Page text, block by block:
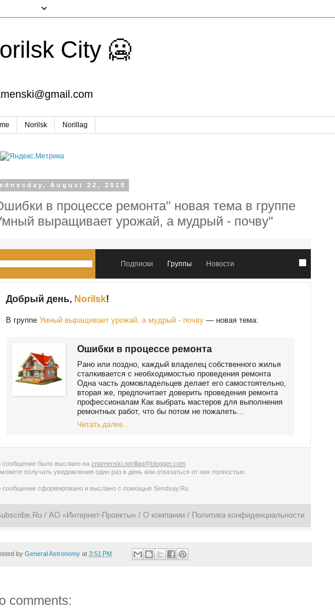
City 🥶
Norilsk Norillag
August 22, 2018
в процессе ремонта" новая тема в группе
выращивает урожай, а мудрый - почву"
Подписки Группы Новости
Добрый день, Norilsk!
В группеУмный выращивает урожай, а мудрый - почву — новая тема:
Ошибки в процессе ремонта
Рано или поздно, каждый владелец собственного жилья
сталкивается с необходимостью проведения ремонта
Одна часть домовладельцев делает его самостоятельно,
вторая же, предпочитает доверить проведения ремонта
профессионалам Как выбрать мастеров для выполнения
ремонтных работ, что бы потом не пожалеть...
Читать далее...
сообщение было выслано на znamenski.norillag@blogger.com
получать уведомления один раз в день или отказаться от них полностью
сообщение сформировано и выслано с помощью Sendsay.Ru
/ АО «Интернет-Проекты» / О компании / Политика конфиденциальности
by General Astronomy at 3:51 PM
comments: